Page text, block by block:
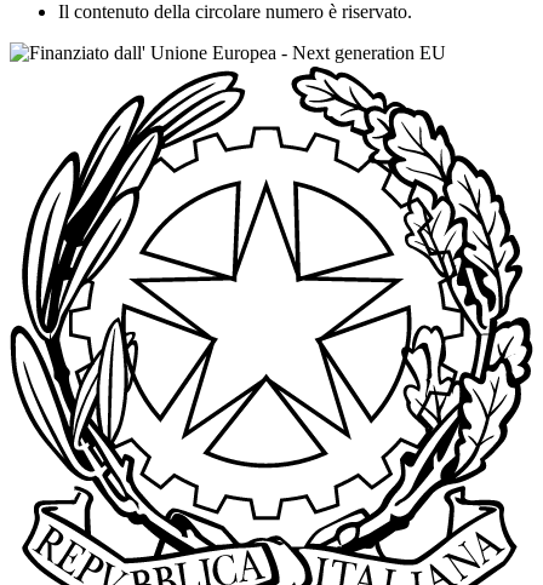
Il contenuto della circolare numero è riservato.